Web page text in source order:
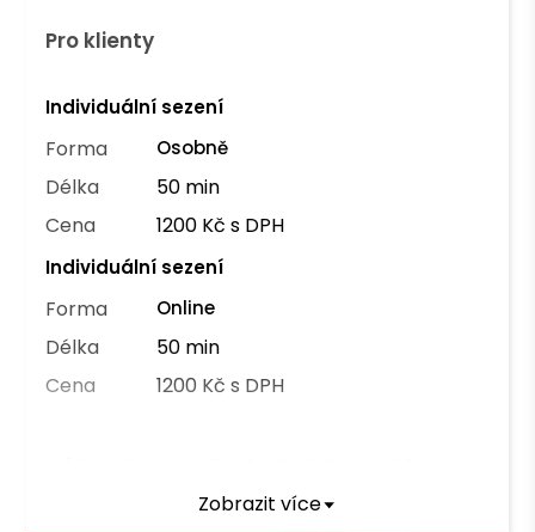
Pro klienty
Individuální sezení
Forma Osobně
Délka
50 min
Cena
1200 Kč s DPH
Individuální sezení
Forma Online
Délka
50 min
Cena
1200 Kč s DPH
Zobrazit více